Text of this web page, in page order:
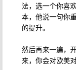
法，选一个你喜
本，他说一句你
的提升。
然后再来一遍，
来，你会对欧美